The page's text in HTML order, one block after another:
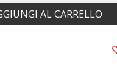
AL CARRELLO